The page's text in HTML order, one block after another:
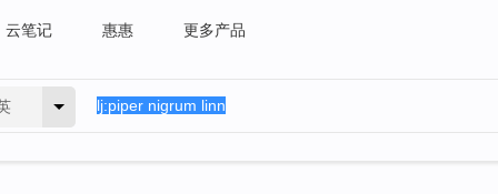
云笔记 惠惠 更多产品